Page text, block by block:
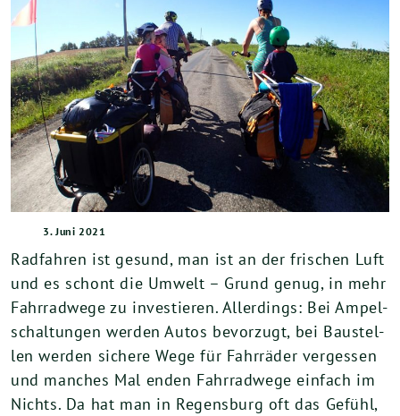
3. Juni 2021
Rad­fah­ren ist gesund, man ist an der fri­schen Luft
und es schont die Umwelt – Grund genug, in mehr
Fahr­rad­we­ge zu inves­tie­ren. Aller­dings: Bei Ampel­
schal­tun­gen wer­den Autos bevor­zugt, bei Bau­stel­
len wer­den siche­re Wege für Fahr­rä­der ver­ges­sen
und man­ches Mal enden Fahr­rad­we­ge ein­fach im
Nichts. Da hat man in Regens­burg oft das Gefühl,